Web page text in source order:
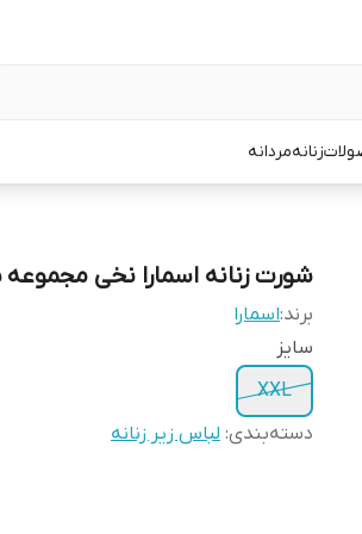
زنانهمردانه
شورت زنانه اسمارا نخی مجموعه 5 عددی
برند:اسمارا
سایز
XXL
دسته‌بندی: لباس زیر زنانه